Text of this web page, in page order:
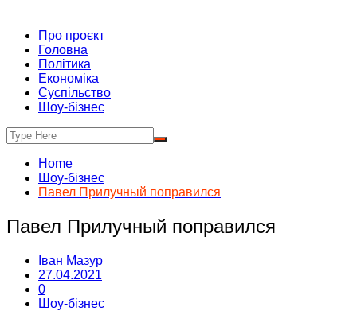
Про проєкт
Головна
Політика
Економіка
Суспільство
Шоу-бізнес
Home
Шоу-бізнес
Павел Прилучный поправился
Павел Прилучный поправился
Іван Мазур
27.04.2021
0
Шоу-бізнес